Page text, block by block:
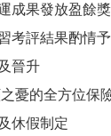
成果發放盈餘
考評結果酌情
晉升
憂的全方位保
休假制定